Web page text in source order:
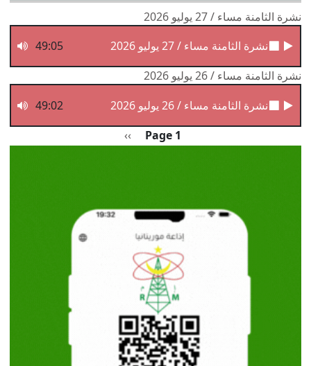
نشرة الثامنة مساء / 27 يوليو 2026
نشرة الثامنة مساء / 27 يوليو 2026
49:05
نشرة الثامنة مساء / 26 يوليو 2026
نشرة الثامنة مساء / 26 يوليو 2026
49:02
Page 1 الصفحة التالية
››